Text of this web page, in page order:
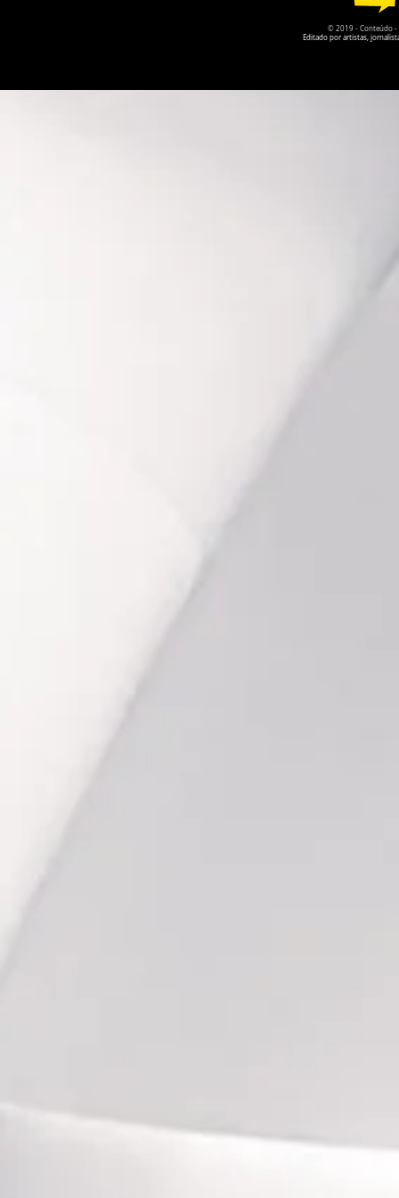
© 2019 - Conteúdo -
Editado por artistas,